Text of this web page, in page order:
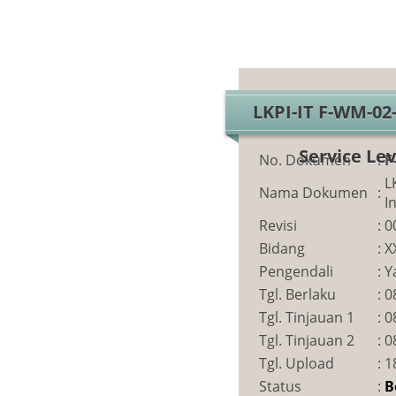
LKPI-IT F-WM-
Service
No. Dokumen :
Nama Dokumen :
Revisi
:
Bidang
:
Pengendali
:
Tgl. Berlaku
:
Tgl. Tinjauan 1
:
Tgl. Tinjauan 2
:
Tgl. Upload
:
Status
: